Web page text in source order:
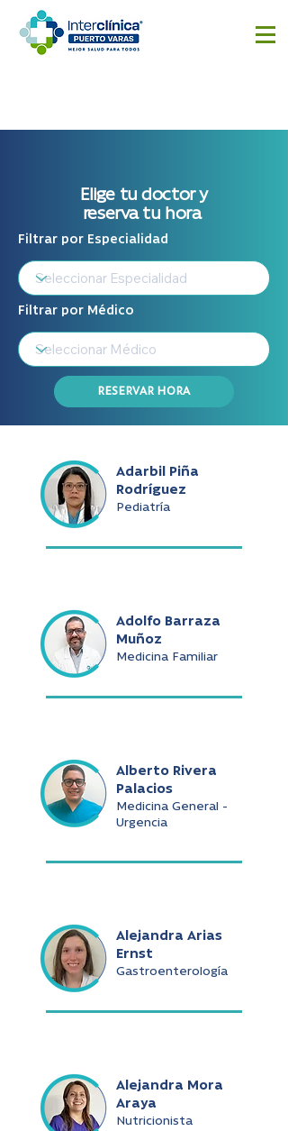
Elige tu doctor y
reserva tu hora
Filtrar por Especialidad
Filtrar por Médico
RESERVAR HORA
Adarbil Piña
Rodríguez
Pediatría
Adolfo Barraza
Muñoz
Medicina Familiar
Alberto Rivera
Palacios
Medicina General -
Urgencia
Alejandra Arias
Ernst
Gastroenterología
Alejandra Mora
Araya
Nutricionista